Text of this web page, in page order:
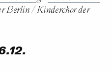
Berlin /Kinderchor der